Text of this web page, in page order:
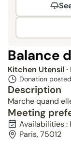
Balance
Kitchen Utensil
Donation
Description
Marche quand
Meeting
Availabilities :
Paris, 75012